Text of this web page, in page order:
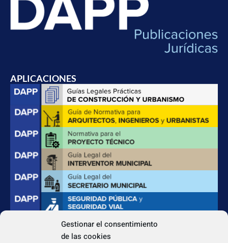
Gestionar el consentimiento
de las cookies
APLICACIONES